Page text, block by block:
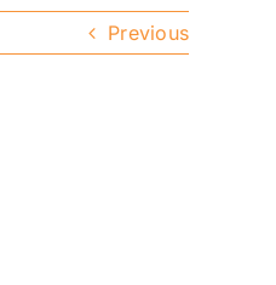
Previous